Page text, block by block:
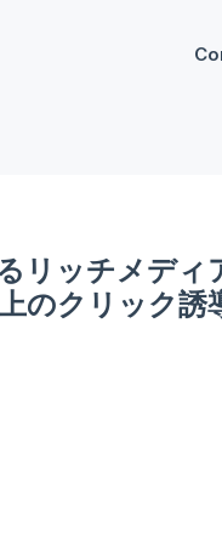
リッチメデ
のクリック誘